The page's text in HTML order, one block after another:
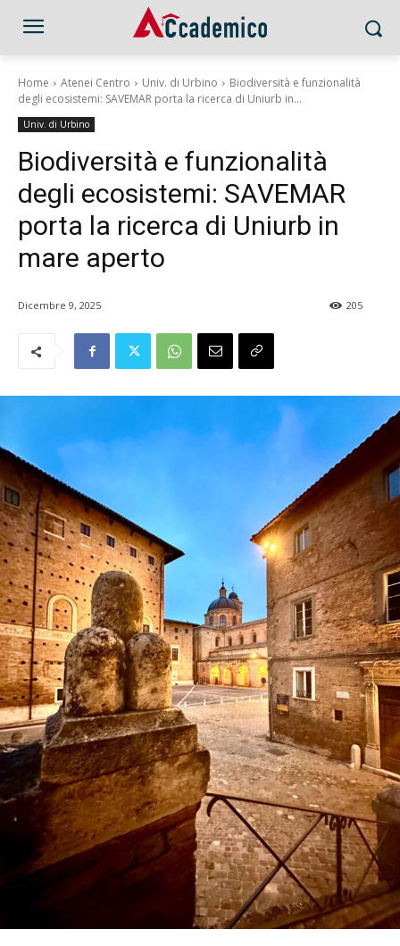
Home Atenei Centro Univ. di Urbino
Biodiversità e funzionalità
degli ecosistemi: SAVEMAR porta la ricerca di Uniurb in...
Univ. di Urbino
Biodiversità e funzionalità
degli ecosistemi: SAVEMAR
porta la ricerca di Uniurb in
mare aperto
Dicembre 9, 2025 205